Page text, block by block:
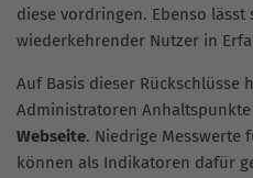
diese vordringen. Ebenso
wiederkehrender Nutzer in
Auf Basis dieser Rückschlüsse
Administratoren
Webseite. Niedrige Messwerte
können als Indikatoren dafür